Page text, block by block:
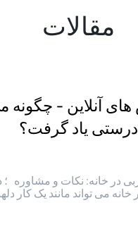
مقالات
آنلاین - چگونه
درستی یاد گرفت؟
در خانه: نکات و مشاوره ؛
می تواند مانند یک کار